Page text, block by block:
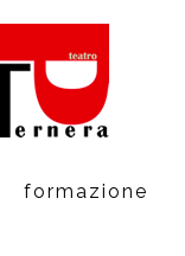
formazione